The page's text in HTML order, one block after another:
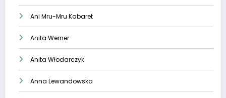
Ani Mru-Mru Kabaret
Anita Werner
Anita Włodarczyk
Anna Lewandowska